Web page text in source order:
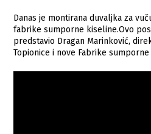
Danas je montirana duvaljka za
fabrike sumporne kiseline.Ovo
predstavio Dragan Marinković,
Topionice i nove Fabrike